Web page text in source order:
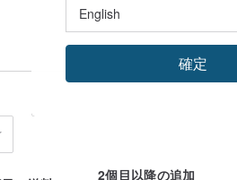
2個目以降の追加
確定